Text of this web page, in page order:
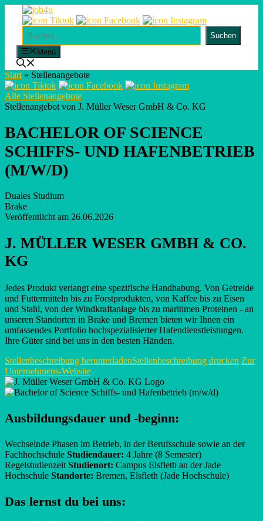
contentSuchen
Suchen
Menü
Start » Stellenangebote
Alle Stellenangebote
Stellenangebot von J. Müller Weser GmbH & Co. KG
BACHELOR OF SCIENCE
SCHIFFS- UND HAFENBETRIEB
(M/W/D)
Duales Studium
Brake
Veröffentlicht am 26.06.2026
J. MÜLLER WESER GMBH & CO.
KG
Jedes Produkt verlangt eine spezifische Handhabung. Von Getreide
und Futtermitteln bis zu Forstprodukten, von Kaffee bis zu Eisen
und Stahl, von der Windkraftanlage bis zu maritimen Proteinen - an
unseren Standorten in Brake und Bremen bieten wir Ihnen ein
umfassendes Portfolio hochspezialisierter Hafendienstleistungen.
Ihre Güter sind bei uns in den besten Händen.
Stellenbeschreibung herunterladenStellenbeschreibung drucken Zur
Unternehmens-Website
Ausbildungsdauer und -beginn:
Wechselnde Phasen im Betrieb, in der Berufsschule sowie an der
Fachhochschule Studiendauer: 4 Jahre (8 Semester)
Regelstudienzeit Studienort: Campus Elsfleth an der Jade
Hochschule Standorte: Bremen, Elsfleth (Jade Hochschule)
Das lernst du bei uns: